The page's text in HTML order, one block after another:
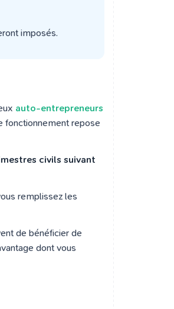
imposés.
auto-entrepreneurs
fonctionnement repose
civils suivant
remplissez les
de bénéficier de
dont vous